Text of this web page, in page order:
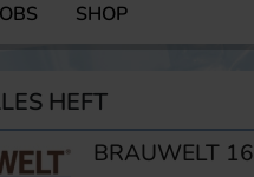
SHOP
HEFT
BRAUWELT 16